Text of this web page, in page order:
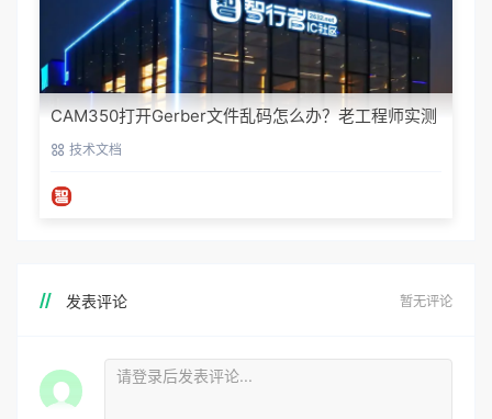
CAM350打开Gerber文件乱码怎么办？老工程师实测
避坑指南
技术文档
发表评论 暂无评论